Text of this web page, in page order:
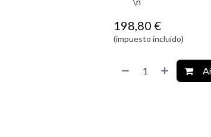
198,80 €
(impuesto incluido)